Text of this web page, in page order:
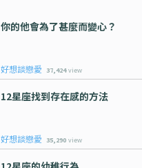
你的他會為了甚麼而變心？
好想談戀愛 37,424 view
12星座找到存在感的方法
好想談戀愛 35,290 view